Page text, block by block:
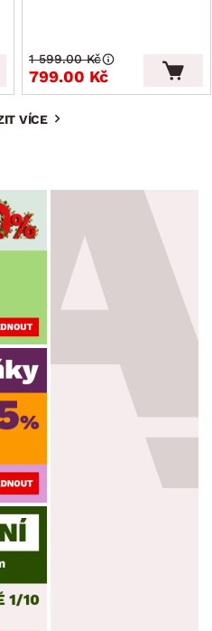
799.00 Kč
1 599.00 Kč
VÍCE